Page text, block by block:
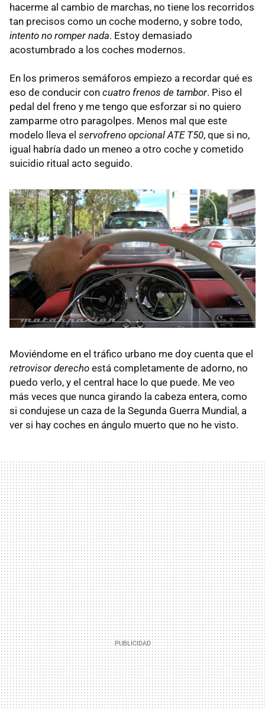
hacerme al cambio de marchas, no tiene los recorridos
tan precisos como un coche moderno, y sobre todo,
intento no romper nada. Estoy demasiado
acostumbrado a los coches modernos.
En los primeros semáforos empiezo a recordar qué es
eso de conducir con cuatro frenos de tambor. Piso el
pedal del freno y me tengo que esforzar si no quiero
zamparme otro paragolpes. Menos mal que este
modelo lleva el servofreno opcional ATE T50, que si no,
igual habría dado un meneo a otro coche y cometido
suicidio ritual acto seguido.
Moviéndome en el tráfico urbano me doy cuenta que el
retrovisor derecho está completamente de adorno, no
puedo verlo, y el central hace lo que puede. Me veo
más veces que nunca girando la cabeza entera, como
si condujese un caza de la Segunda Guerra Mundial, a
ver si hay coches en ángulo muerto que no he visto.